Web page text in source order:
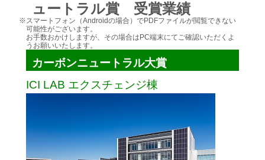
ュートラル賞 受賞業績
※スマートフォン（Androidの場合）でPDFファイルが閲覧できない
可能性がございます。
お手数おかけしますが、その場合はPC端末にてご確認いただくよ
うお願いいたします。
カーボンニュートラル大賞
ICI LAB エクスチェンジ棟